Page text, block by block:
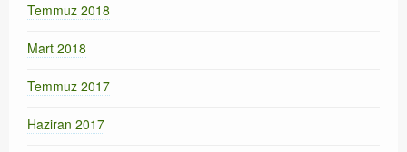
Temmuz 2018
Mart 2018
Temmuz 2017
Haziran 2017